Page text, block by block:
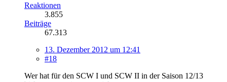
Reaktionen
3.855
Beiträge
67.313
13. Dezember 2012 um 12:41
#18
Wer hat für den SCW I und SCW II in der Saison 12/13